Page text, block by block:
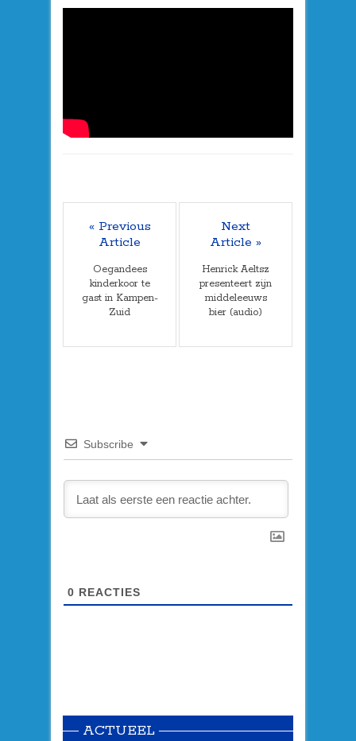
« Previous
Article
Oegandees
kinderkoor te
gast in Kampen-
Zuid
Next
Article »
Henrick Aeltsz
presenteert zijn
middeleeuws
bier (audio)
Subscribe
0 REACTIES
ACTUEEL